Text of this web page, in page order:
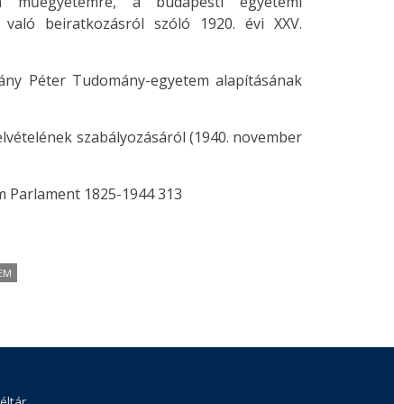
beiratkozásról szóló 1920. évi XXV.
Péter Tudomány-egyetem alapításának
szabályozásáról (1940. november
Parlament 1825-1944 313